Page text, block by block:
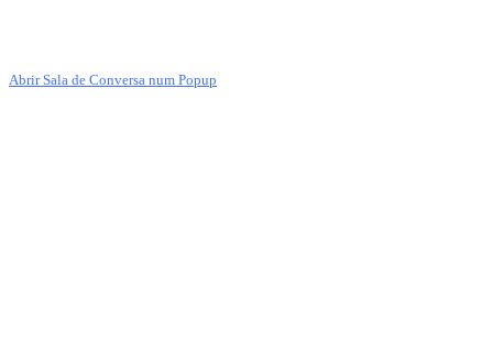
Abrir Sala de Conversa num Popup